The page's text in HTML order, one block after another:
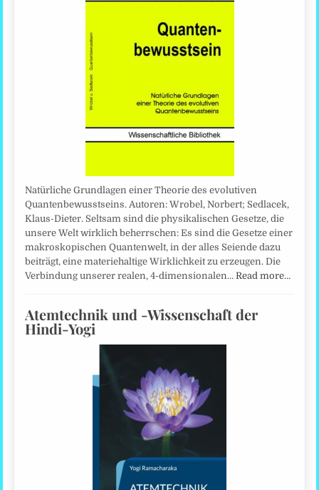
Natürliche Grundlagen einer Theorie des evolutiven
Quantenbewusstseins. Autoren: Wrobel, Norbert; Sedlacek,
Klaus-Dieter. Seltsam sind die physikalischen Gesetze, die
unsere Welt wirklich beherrschen: Es sind die Gesetze einer
makroskopischen Quantenwelt, in der alles Seiende dazu
beiträgt, eine materiehaltige Wirklichkeit zu erzeugen. Die
Verbindung unserer realen, 4-dimensionalen…Read more…
Atemtechnik und -Wissenschaft der
Hindi-Yogi